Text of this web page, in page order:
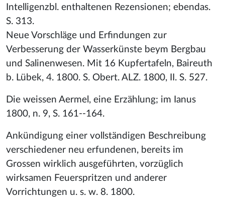
Intelligenzbl. enthaltenen Rezensionen; ebendas.
S. 313.
Neue Vorschläge und Erfindungen zur
Verbesserung der Wasserkünste beym Bergbau
und Salinenwesen. Mit 16 Kupfertafeln, Baireuth
b. Lübek, 4. 1800. S. Obert. ALZ. 1800, II. S. 527.
Die weissen Aermel, eine Erzählung; im Ianus
1800, n. 9, S. 161--164.
Ankündigung einer vollständigen Beschreibung
verschiedener neu erfundenen, bereits im
Grossen wirklich ausgeführten, vorzüglich
wirksamen Feuerspritzen und anderer
Vorrichtungen u. s. w. 8. 1800.